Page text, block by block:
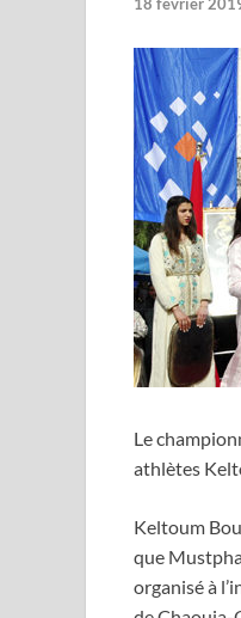
18 février
Le
athlètes
Keltoum
que
organisé à